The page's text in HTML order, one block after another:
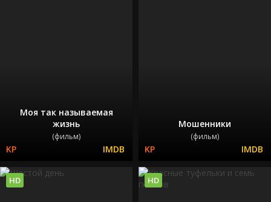
Моя так называемая
жизнь
(фильм)
Мошенники
(фильм)
HD HD